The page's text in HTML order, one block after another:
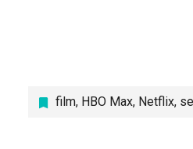
film, HBO Max, Netflix,